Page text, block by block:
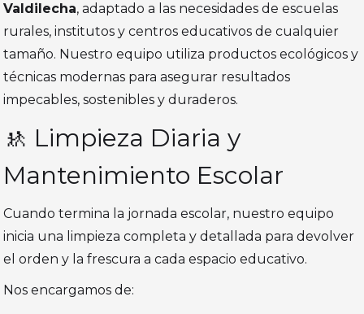
Valdilecha, adaptado a las necesidades de escuelas
rurales, institutos y centros educativos de cualquier
tamaño. Nuestro equipo utiliza productos ecológicos y
técnicas modernas para asegurar resultados
impecables, sostenibles y duraderos.
🚸 Limpieza Diaria y
Mantenimiento Escolar
Cuando termina la jornada escolar, nuestro equipo
inicia una limpieza completa y detallada para devolver
el orden y la frescura a cada espacio educativo.
Nos encargamos de: